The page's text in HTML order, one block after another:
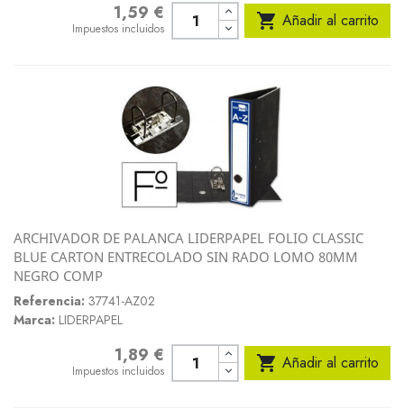
1,59 €
Impuestos incluidos  Añadir al carrito
ARCHIVADOR DE PALANCA LIDERPAPEL FOLIO CLASSIC
BLUE CARTON ENTRECOLADO SIN RADO LOMO 80MM
NEGRO COMP
Referencia: 37741-AZ02
Marca: LIDERPAPEL
1,89 €
Impuestos incluidos  Añadir al carrito